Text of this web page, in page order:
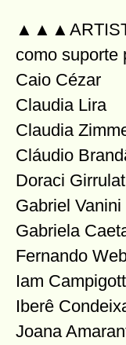
como suporte
Caio Cézar
Claudia Lira
Claudia
Cláudio
Doraci Girrulat
Gabriel Vanini
Gabriela
Fernando
Iam
Iberê
Joana